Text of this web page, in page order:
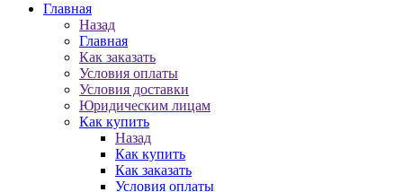
Главная
Назад
Главная
Как заказать
Условия оплаты
Условия доставки
Юридическим лицам
Как купить
Назад
Как купить
Как заказать
Условия оплаты